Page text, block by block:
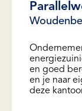
en goed
en je naar
deze